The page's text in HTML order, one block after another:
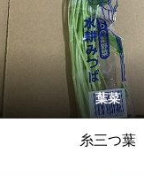
葉菜
糸三つ葉